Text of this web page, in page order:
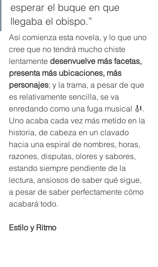
esperar el buque en que
llegaba el obispo.”
Así comienza esta novela, y lo que uno
cree que no tendrá mucho chiste
lentamente desenvuelve más facetas,
presenta más ubicaciones, más
personajes; y la trama, a pesar de que
es relativamente sencilla, se va
enredando como una fuga musical 🎻.
Uno acaba cada vez más metido en la
historia, de cabeza en un clavado
hacia una espiral de nombres, horas,
razones, disputas, olores y sabores,
estando siempre pendiente de la
lectura, ansiosos de saber qué sigue,
a pesar de saber perfectamente cómo
acabará todo.
Estilo y Ritmo